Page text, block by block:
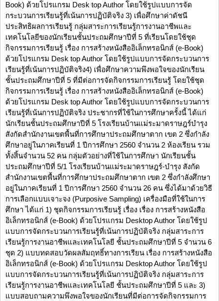
Book) ด้วยโปรแกรม Desk top Author โดยใช้รูปแบบการจัด
กระบวนการเรียนรู้ที่เน้นการปฏิบัติจริง 3) เพื่อศึกษาค่าดัชนี
ประสิทธิผลการเรียนรู้ กลุ่มสาระการเรียนรู้การงานอาชีพและ
เทคโนโลยีของนักเรียนชั้นประถมศึกษาปีที่ 5 ที่เรียนโดยใช้ชุด
กิจกรรมการเรียนรู้ เรื่อง การสร้างหนังสืออิเล็กทรอนิกส์ (e-Book)
ด้วยโปรแกรม Desk top Author โดยใช้รูปแบบการจัดกระบวนการ
เรียนรู้ที่เน้นการปฏิบัติจริง4) เพื่อศึกษาความพึงพอใจของนักเรียน
ชั้นประถมศึกษาปีที่ 5 ที่มีต่อการจัดกิจกรรมการเรียนรู้ โดยใช้ชุด
กิจกรรมการเรียนรู้ เรื่อง การสร้างหนังสืออิเล็กทรอนิกส์ (e-Book)
ด้วยโปรแกรม Desk top Author โดยใช้รูปแบบการจัดกระบวนการ
เรียนรู้ที่เน้นการปฏิบัติจริง ประชากรที่ใช้ในการศึกษาครั้งนี้ ได้แก่
นักเรียนชั้นประถมศึกษาปีที่ 5 โรงเรียนบ้านแม่ระมาดราษฎร์บำรุง
สังกัดสำนักงานเขตพื้นที่การศึกษาประถมศึกษาตาก เขต 2 ซึ่งกำลัง
ศึกษาอยู่ในภาคเรียนที่ 1 ปีการศึกษา 2560 จำนวน 2 ห้องเรียน รวม
ทั้งสิ้นจำนวน 52 คน กลุ่มตัวอย่างที่ใช้ในการศึกษา นักเรียนชั้น
ประถมศึกษาปีที่ 5/1 โรงเรียนบ้านแม่ระมาดราษฎร์-บำรุง สังกัด
สำนักงานเขตพื้นที่การศึกษาประถมศึกษาตาก เขต 2 ซึ่งกำลังศึกษา
อยู่ในภาคเรียนที่ 1 ปีการศึกษา 2560 จำนวน 26 คน ซึ่งได้มาด้วยวิธี
การเลือกแบบเจาะจง (Purposive Sampling) เครื่องมือที่ใช้ในการ
ศึกษา ได้แก่ 1) ชุดกิจกรรมการเรียนรู้ เรื่อง เรื่อง การสร้างหนังสือ
อิเล็กทรอนิกส์ (e-Book) ด้วยโปรแกรม Desktop Author โดยใช้รูป
แบบการจัดกระบวนการเรียนรู้ที่เน้นการปฏิบัติจริง กลุ่มสาระการ
เรียนรู้การงานอาชีพและเทคโนโลยี ชั้นประถมศึกษาปีที่ 5 จำนวน 6
ชุด 2) แบบทดสอบวัดผลสัมฤทธิ์ทางการเรียน เรื่อง การสร้างหนังสือ
อิเล็กทรอนิกส์ (e-Book) ด้วยโปรแกรม Desktop Author โดยใช้รูป
แบบการจัดกระบวนการเรียนรู้ที่เน้นการปฏิบัติจริง กลุ่มสาระการ
เรียนรู้การงานอาชีพและเทคโนโลยี ชั้นประถมศึกษาปีที่ 5 และ 3)
แบบสอบถามความพึงพอใจของนักเรียนที่มีต่อการจัดกิจกรรมการ